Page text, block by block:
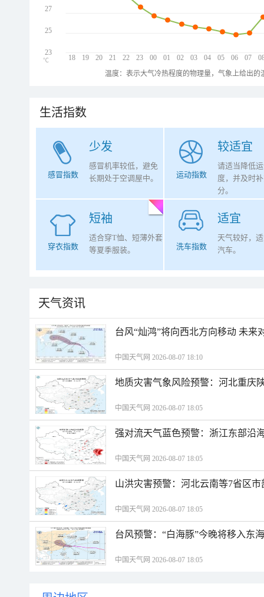
18 19 20 21 22 23 00 01 02 03 04 05 06 07
27
25
23
℃
温度：表示大气冷热程度的物理量，气象上给出
生活指数
少发
感冒指数
感冒机率较低，避免
长期处于空调屋中。
较适宜
运动指数
请适当降低
度，并及时
分。
短袖
穿衣指数
适合穿T恤、短薄外套
等夏季服装。
适宜
洗车指数
天气较好，
汽车。
天气资讯
台风“灿鸿”将向西北方向移动 未来
中国天气网 2026-08-07 18:10
地质灾害气象风险预警：河北重庆
中国天气网 2026-08-07 18:05
强对流天气蓝色预警：浙江东部沿
中国天气网 2026-08-07 18:05
山洪灾害预警：河北云南等7省区
中国天气网 2026-08-07 18:05
台风预警：“白海豚”今晚将移入东
中国天气网 2026-08-07 18:05